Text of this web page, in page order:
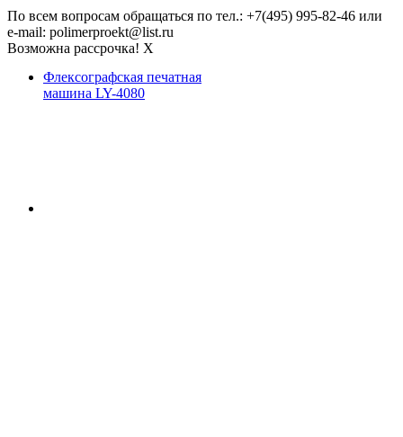
Флексографская печатная
машина LY-4080
По всем вопросам обращаться по тел.: +7(495) 995-82-46 или
e-mail: polimerproekt@list.ru
Возможна рассрочка! X